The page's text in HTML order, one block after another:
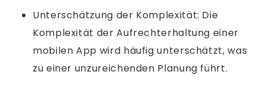
Unterschätzung der Komplexität: Die
Komplexität der Aufrechterhaltung einer
mobilen App wird häufig unterschätzt, was
zu einer unzureichenden Planung führt.